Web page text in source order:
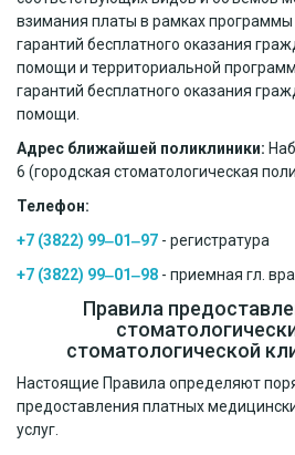
взимания платы в рамках программы
гарантий бесплатного оказания
помощи и территориальной
гарантий бесплатного оказания
помощи.
Адрес ближайшей поликлиники:
6 (городская стоматологическая
Телефон:
+7 (3822) 99‒01‒97 - регистратура
+7 (3822) 99‒01‒98 - приемная гл.
Правила
стоматологической
Настоящие Правила определяют
предоставления платных
услуг.